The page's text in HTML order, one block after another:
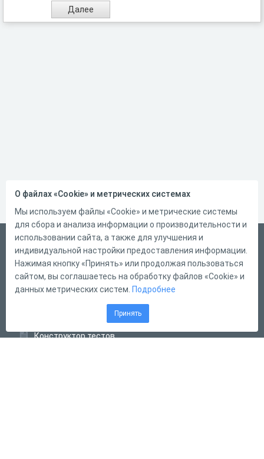
Русский
Справка
Форма обратной связи
Конструктор тестов
О файлах «Cookie» и метрических системах
Мы используем файлы «Cookie» и метрические системы
для сбора и анализа информации о производительности и
использовании сайта, а также для улучшения и
индивидуальной настройки предоставления информации.
Нажимая кнопку «Принять» или продолжая пользоваться
сайтом, вы соглашаетесь на обработку файлов «Cookie» и
данных метрических систем. Подробнее
Принять